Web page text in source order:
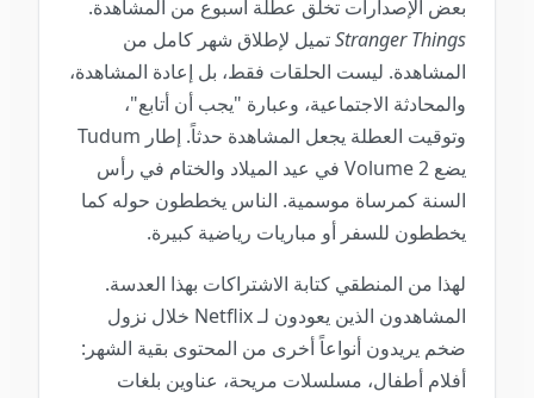
بعض الإصدارات تخلق عطلة أسبوع من المشاهدة.
Stranger Thingsتميل لإطلاق شهر كامل من
المشاهدة. ليست الحلقات فقط، بل إعادة المشاهدة،
والمحادثة الاجتماعية، وعبارة "يجب أن أتابع"،
وتوقيت العطلة يجعل المشاهدة حدثاً. إطار Tudum
يضع Volume 2 في عيد الميلاد والختام في رأس
السنة كمرساة موسمية. الناس يخططون حوله كما
يخططون للسفر أو مباريات رياضية كبيرة.
لهذا من المنطقي كتابة الاشتراكات بهذا العدسة.
المشاهدون الذين يعودون لـ Netflix خلال نزول
ضخم يريدون أنواعاً أخرى من المحتوى بقية الشهر:
أفلام أطفال، مسلسلات مريحة، عناوين بلغات